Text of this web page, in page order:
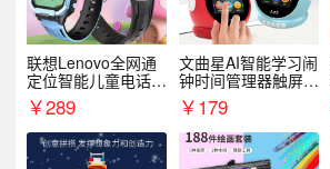
联想Lenovo全网通
定位智能儿童电话手
表A1
￥289
文曲星AI智能学习闹
钟时间管理器触屏N
1pro
￥179